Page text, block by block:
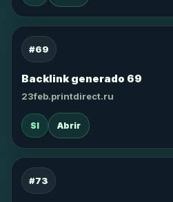
#69
Backlink generado 69
23feb.printdirect.ru
SI Abrir
#73